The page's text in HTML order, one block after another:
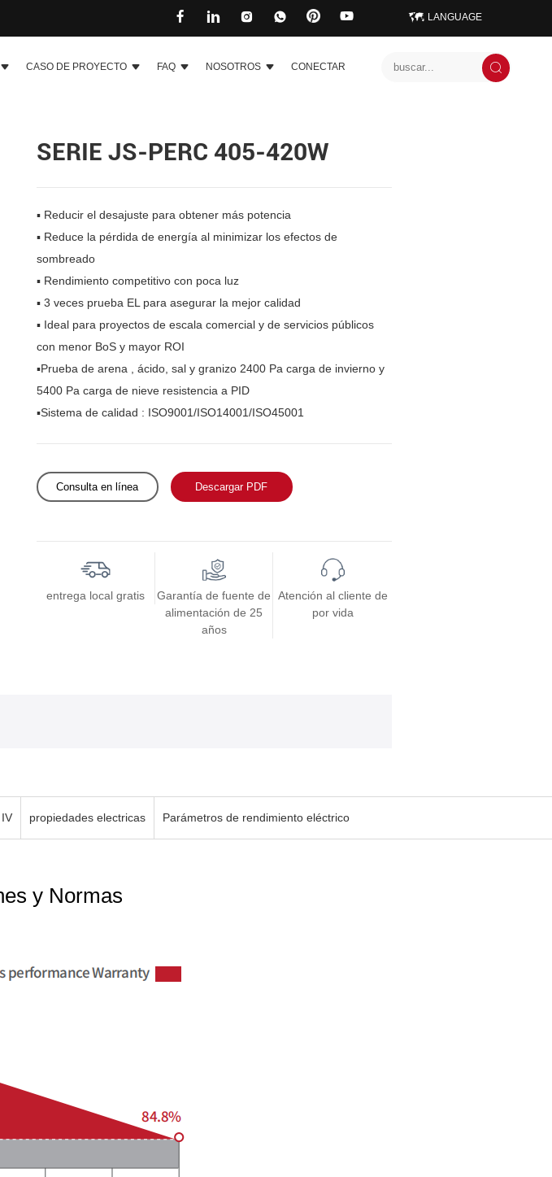
LANGUAGE
CASO DE PROYECTO FAQ NOSOTROS CONECTAR
SERIE JS-PERC 405-420W
▪ Reducir el desajuste para obtener más potencia
▪ Reduce la pérdida de energía al minimizar los efectos de
sombreado
▪ Rendimiento competitivo con poca luz
▪ 3 veces prueba EL para asegurar la mejor calidad
▪Ideal para proyectos de escala comercial y de servicios públicos
con menor BoS y mayor ROI
▪Prueba de arena
, ácido, sal y granizo 2400 Pa carga de invierno y
5400 Pa carga de nieve resistencia a PID
▪Sistema de calidad : ISO9001/ISO14001/ISO45001
Consulta en línea Descargar PDF
entrega local gratis
Garantía de fuente de
alimentación de 25
años
Atención al cliente de
por vida
propiedades electricas Parámetros de rendimiento eléctrico
y Normas